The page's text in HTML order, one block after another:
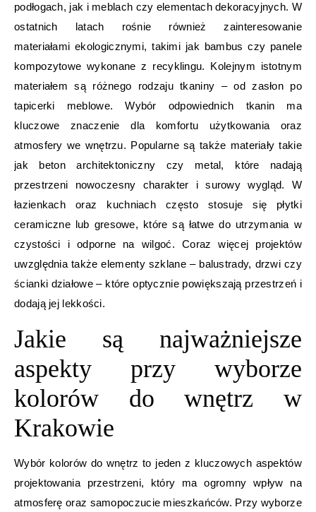
podłogach, jak i meblach czy elementach dekoracyjnych. W
ostatnich latach rośnie również zainteresowanie
materiałami ekologicznymi, takimi jak bambus czy panele
kompozytowe wykonane z recyklingu. Kolejnym istotnym
materiałem są różnego rodzaju tkaniny – od zasłon po
tapicerki meblowe. Wybór odpowiednich tkanin ma
kluczowe znaczenie dla komfortu użytkowania oraz
atmosfery we wnętrzu. Popularne są także materiały takie
jak beton architektoniczny czy metal, które nadają
przestrzeni nowoczesny charakter i surowy wygląd. W
łazienkach oraz kuchniach często stosuje się płytki
ceramiczne lub gresowe, które są łatwe do utrzymania w
czystości i odporne na wilgoć. Coraz więcej projektów
uwzględnia także elementy szklane – balustrady, drzwi czy
ścianki działowe – które optycznie powiększają przestrzeń i
dodają jej lekkości.
Jakie są najważniejsze
aspekty przy wyborze
kolorów do wnętrz w
Krakowie
Wybór kolorów do wnętrz to jeden z kluczowych aspektów
projektowania przestrzeni, który ma ogromny wpływ na
atmosferę oraz samopoczucie mieszkańców. Przy wyborze